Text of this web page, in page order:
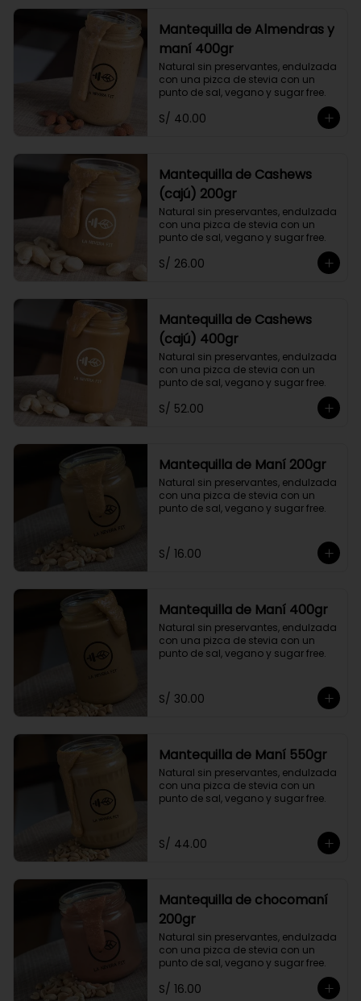
Mantequilla de Almendras y
maní 400gr
Natural sin preservantes, endulzada
con una pizca de stevia con un
punto de sal, vegano y sugar free.
S/ 40.00
Mantequilla de Cashews
(cajú) 200gr
Natural sin preservantes, endulzada
con una pizca de stevia con un
punto de sal, vegano y sugar free.
S/ 26.00
Mantequilla de Cashews
(cajú) 400gr
Natural sin preservantes, endulzada
con una pizca de stevia con un
punto de sal, vegano y sugar free.
S/ 52.00
Mantequilla de Maní 200gr
Natural sin preservantes, endulzada
con una pizca de stevia con un
punto de sal, vegano y sugar free.
S/ 16.00
Mantequilla de Maní 400gr
Natural sin preservantes, endulzada
con una pizca de stevia con un
punto de sal, vegano y sugar free.
S/ 30.00
Mantequilla de Maní 550gr
Natural sin preservantes, endulzada
con una pizca de stevia con un
punto de sal, vegano y sugar free.
S/ 44.00
Mantequilla de chocomaní
200gr
Natural sin preservantes, endulzada
con una pizca de stevia con un
punto de sal, vegano y sugar free.
S/ 16.00